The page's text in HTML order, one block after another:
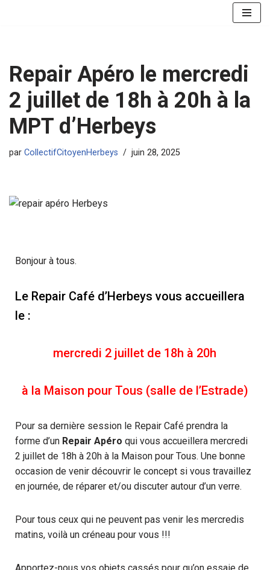
contenu
Repair Apéro le mercredi
2 juillet de 18h à 20h à la
MPT d’Herbeys
par CollectifCitoyenHerbeys juin 28, 2025
Bonjour à tous.
Le Repair Café d’Herbeys vous accueillera
le :
mercredi 2 juillet de 18h à 20h
à la Maison pour Tous (salle de l’Estrade)
Pour sa dernière session le Repair Café prendra la
forme d’un Repair Apéro qui vous accueillera mercredi
2 juillet de 18h à 20h à la Maison pour Tous. Une bonne
occasion de venir découvrir le concept si vous travaillez
en journée, de réparer et/ou discuter autour d’un verre.
Pour tous ceux qui ne peuvent pas venir les mercredis
matins, voilà un créneau pour vous !!!